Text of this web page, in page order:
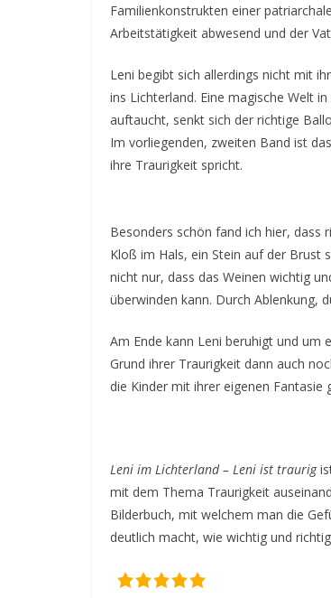
Familienkonstrukten einer
Arbeitstätigkeit abwesend und der
Leni begibt sich allerdings nicht mit
ins Lichterland. Eine magische Welt
auftaucht, senkt sich der richtige
Im vorliegenden, zweiten Band ist
ihre Traurigkeit spricht.
Besonders schön fand ich hier, dass
Kloß im Hals, ein Stein auf der Brust
nicht nur, dass das Weinen wichtig
überwinden kann. Durch Ablenkung,
Am Ende kann Leni beruhigt und um
Grund ihrer Traurigkeit dann auch
die Kinder mit ihrer eigenen Fantasie
Leni im Lichterland – Leni ist traurig
mit dem Thema Traurigkeit
Bilderbuch, mit welchem man die
deutlich macht, wie wichtig und